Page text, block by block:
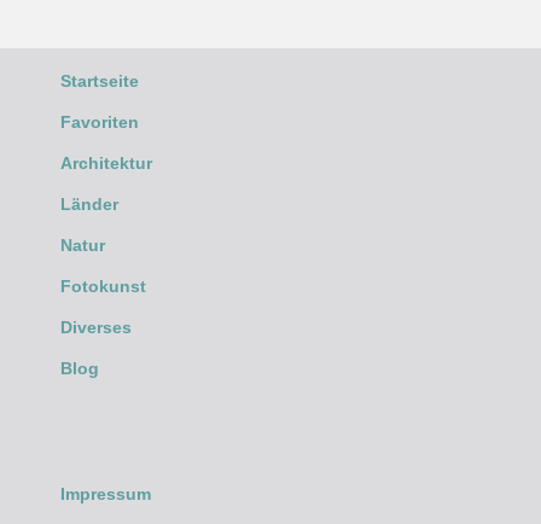
Startseite
Favoriten
Architektur
Länder
Natur
Fotokunst
Diverses
Blog
Impressum